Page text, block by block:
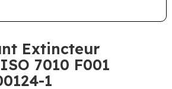
Extincteur
7010 F001
1